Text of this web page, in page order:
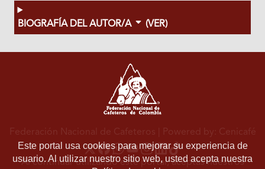
BIOGRAFÍA DEL AUTOR/A (VER)
Este portal usa cookies para mejorar su experiencia de
usuario. Al utilizar nuestro sitio web, usted acepta nuestra
Federación Nacional de Cafeteros | Powered by: Cenicafé
Al continuar utilizando este portal, aceptas nuestros